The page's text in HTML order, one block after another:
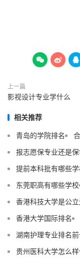
  
上一篇
影视设计专业学什么
相关推荐
青岛的学院排名
报志愿保专业还是
提前本科批有哪些
东莞职高有哪些学校
香港科技大学是公
香港大学国际排名
湖南护理专业排名
贵州医科大学怎么